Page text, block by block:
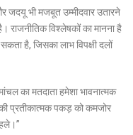
जदयू भी मजबूत उम्मीदवार उतारने
राजनीतिक विश्लेषकों का मानना है
है, जिसका लाभ विपक्षी दलों
का मतदाता हमेशा भावनात्मक
प्रतीकात्मक पकड़ को कमजोर